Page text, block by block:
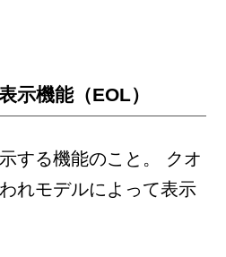
示機能（EOL）
する機能のこと。 クオ
れモデルによって表示